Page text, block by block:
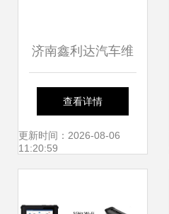
济南鑫利达汽车维
修设备服务公司 专
业机械设备相册展
查看详情
更新时间：2026-08-06
11:20:59